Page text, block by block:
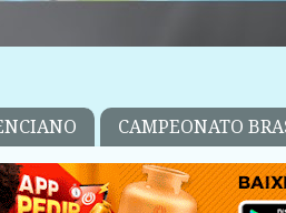
CAMPEONATO